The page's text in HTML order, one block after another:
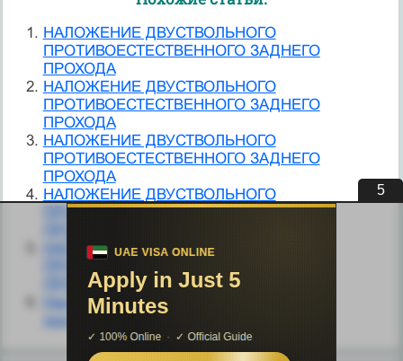
НАЛОЖЕНИЕ ДВУСТВОЛЬНОГО
ПРОТИВОЕСТЕСТВЕННОГО ЗАДНЕГО
ПРОХОДА
НАЛОЖЕНИЕ ДВУСТВОЛЬНОГО
ПРОТИВОЕСТЕСТВЕННОГО ЗАДНЕГО
ПРОХОДА
НАЛОЖЕНИЕ ДВУСТВОЛЬНОГО
ПРОТИВОЕСТЕСТВЕННОГО ЗАДНЕГО
ПРОХОДА
НАЛОЖЕНИЕ ДВУСТВОЛЬНОГО
ПРОТИВОЕСТЕСТВЕННОГО ЗАДНЕГО
НАЛОЖЕНИЕ ДВУСТВОЛЬНОГО
ПРОХОДА
Наложение одноствольного
противоестественного заднего прохода
4